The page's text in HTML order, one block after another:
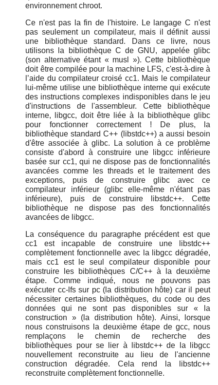
environnement chroot.
Ce n'est pas la fin de l'histoire. Le langage C n'est
pas seulement un compilateur, mais il définit aussi
une bibliothèque standard. Dans ce livre, nous
utilisons la bibliothèque C de GNU, appelée glibc
(son alternative étant « musl »). Cette bibliothèque
doit être compilée pour la machine LFS, c'est-à-dire à
l’aide du compilateur croisé cc1. Mais le compilateur
lui-même utilise une bibliothèque interne qui exécute
des instructions complexes indisponibles dans le jeu
d'instructions de l'assembleur. Cette bibliothèque
interne, libgcc, doit être liée à la bibliothèque glibc
pour fonctionner correctement ! De plus, la
bibliothèque standard C++ (libstdc++) a aussi besoin
d'être associée à glibc. La solution à ce problème
consiste d'abord à construire une libgcc inférieure
basée sur cc1, qui ne dispose pas de fonctionnalités
avancées comme les threads et le traitement des
exceptions, puis de construire glibc avec ce
compilateur inférieur (glibc elle-même n'étant pas
inférieure), puis de construire libstdc++. Cette
bibliothèque ne dispose pas des fonctionnalités
avancées de libgcc.
La conséquence du paragraphe précédent est que
cc1 est incapable de construire une libstdc++
complètement fonctionnelle avec la libgcc dégradée,
mais cc1 est le seul compilateur disponible pour
construire les bibliothèques C/C++ à la deuxième
étape. Comme indiqué, nous ne pouvons pas
exécuter cc-lfs sur pc (la distribution hôte) car il peut
nécessiter certaines bibliothèques, du code ou des
données qui ne sont pas disponibles sur«
la
construction »(la distribution hôte). Ainsi, lorsque
nous construisons la deuxième étape de gcc, nous
remplaçons le chemin de recherche des
bibliothèques pour se lier à libstdc++ de la libgcc
nouvellement reconstruite au lieu de l'ancienne
construction dégradée. Cela rend la libstdc++
reconstruite complètement fonctionnelle.